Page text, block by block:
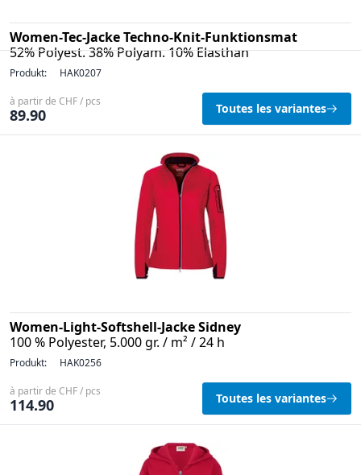
Women-Tec-Jacke Techno-Knit-Funktionsmat
52% Polyest. 38% Polyam. 10% Elasthan
Produkt: HAK0207
à partir de CHF / pcs
89.90 Toutes les variantes
Women-Light-Softshell-Jacke Sidney
100 % Polyester, 5.000 gr. / m² / 24 h
Produkt: HAK0256
à partir de CHF / pcs
114.90 Toutes les variantes